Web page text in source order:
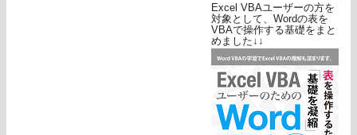
Excel VBAユーザーの方を
対象として、Wordの表を
VBAで操作する基礎をまと
めました↓↓